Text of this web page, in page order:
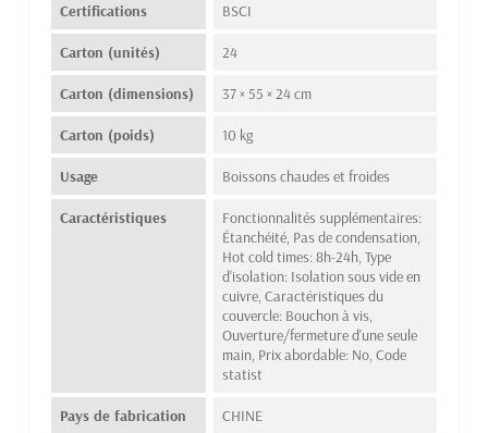
Certifications BSCI
Carton (unités) 24
Carton (dimensions) 37 × 55 × 24 cm
Carton (poids) 10 kg
Usage Boissons chaudes et froides
Caractéristiques
Fonctionnalités supplémentaires:
Étanchéité, Pas de condensation,
Hot cold times: 8h-24h, Type
d'isolation: Isolation sous vide en
cuivre, Caractéristiques du
couvercle: Bouchon à vis,
Ouverture/fermeture d'une seule
main, Prix abordable: No, Code
statist
Pays de fabrication CHINE